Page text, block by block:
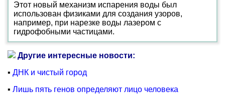
Этот новый механизм испарения воды был
использован физиками для создания узоров,
например, при нарезке воды лазером с
гидрофобными частицами.
Другие интересные новости:
▪ ДНК и чистый город
▪ Лишь пять генов определяют лицо человека